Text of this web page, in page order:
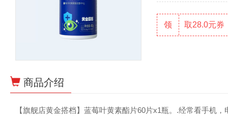
领 取28.0元券
商品介绍
【旗舰店黄金搭档】蓝莓叶黄素酯片60片x1瓶。.经常看手机